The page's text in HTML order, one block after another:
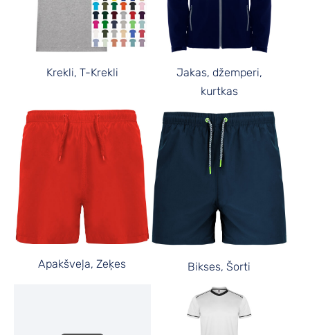
Krekli, T-Krekli
Jakas, džemperi,
kurtkas
Apakšveļa, Zeķes Bikses, Šorti